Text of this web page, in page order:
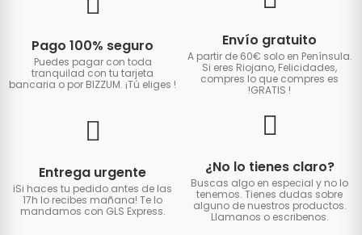
Pago 100% seguro
Puedes pagar con toda
tranquilad con tu tarjeta
bancaria o por BIZZUM. ¡Tú eliges !
Envío gratuito
A partir de 60€ solo en Península.
Si eres Riojano, Felicidades,
compres lo que compres es
!GRATIS !
Entrega urgente
iSi haces tu pedido antes de las
17h lo recibes mañana! Te lo
mandamos con GLS Express.
¿No lo tienes claro?
Buscas algo en especial y no lo
tenemos. Tienes dudas sobre
alguno de nuestros productos.
Llamanos o escribenos.